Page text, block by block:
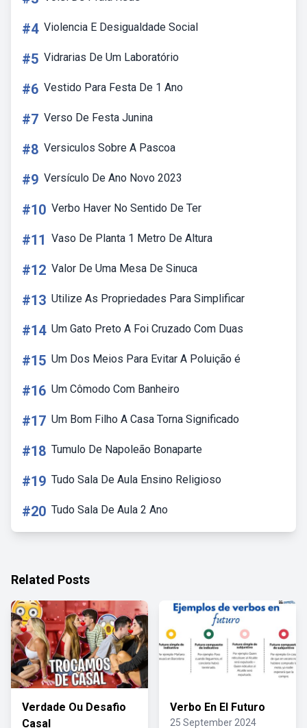
#4 Violencia E Desigualdade Social
#5 Vidrarias De Um Laboratório
#6 Vestido Para Festa De 1 Ano
#7 Verso De Festa Junina
#8 Versiculos Sobre A Pascoa
#9 Versículo De Ano Novo 2023
#10 Verbo Haver No Sentido De Ter
#11 Vaso De Planta 1 Metro De Altura
#12 Valor De Uma Mesa De Sinuca
#13 Utilize As Propriedades Para Simplificar
#14 Um Gato Preto A Foi Cruzado Com Duas
#15 Um Dos Meios Para Evitar A Poluição é
#16 Um Cômodo Com Banheiro
#17 Um Bom Filho A Casa Torna Significado
#18 Tumulo De Napoleão Bonaparte
#19 Tudo Sala De Aula Ensino Religioso
#20 Tudo Sala De Aula 2 Ano
Related Posts
Verdade Ou Desafio
Casal
Verbo En El Futuro
25 September 2024